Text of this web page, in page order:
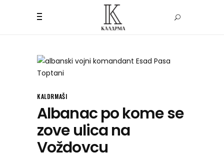
KALDRMAŠI
Albanac po kome se
zove ulica na
Voždovcu